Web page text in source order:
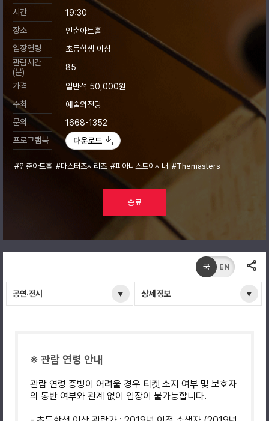
시간
19:30
장소
인춘아트홀
입장연령
초등학생 이상
관람시간
(분)
85
가격
일반석 50,000원
주최
예술의전당
문의
1668-1352
프로그램북
다운로드
#인춘아트홀 #마스터즈시리즈 #피아니스트이시내 #Themasters
종료
공연·전시 상세 정보
국 EN
※ 관람 연령 안내
관람 연령 증빙이 어려울 경우 티켓 소지 여부 및 보호자
의 동반 여부와 관계 없이 입장이 불가능합니다.